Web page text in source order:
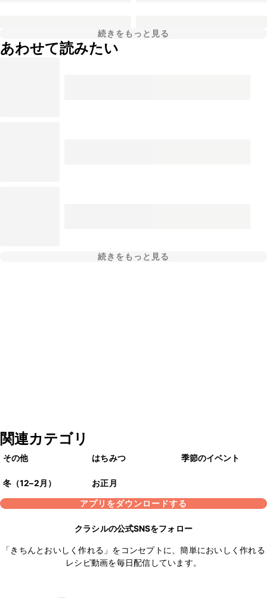
続きをもっと見る
あわせて読みたい
続きをもっと見る
関連カテゴリ
その他 はちみつ 季節のイベント
冬（12–2月）
お正月
アプリをダウンロードする
クラシルの公式SNSをフォロー
「きちんとおいしく作れる」をコンセプトに、簡単においしく作れる
レシピ動画を毎日配信しています。